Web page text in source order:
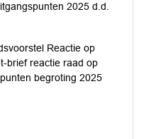
2025 d.d.
Reactie op
brief reactie raad op
begroting 2025